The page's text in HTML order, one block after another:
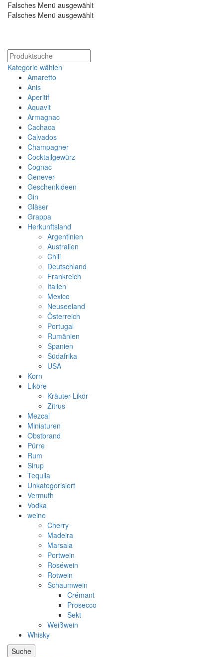
Falsches Menü ausgewählt
Falsches Menü ausgewählt
Kategorie wählen
Amaretto
Anis
Aperitif
Aquavit
Armagnac
Cachaca
Calvados
Champagner
Cocktailgewürz
Cognac
Genever
Geschenkideen
Gin
Gläser
Grappa
Herkunftsland
Argentinien
Australien
Chili
Deutschland
Frankreich
Italien
Mexico
Neuseeland
Österreich
Portugal
Rumänien
Spanien
Südafrika
USA
Korn
Liköre
Kräuter Likör
Zitrus
Mezcal
Miniaturen
Obstbrand
Pürre
Rum
Sirup
Tequila
Unkategorisiert
Vermuth
Vodka
weine
Cherry
Madeira
Marsala
Portwein
Roséwein
Rotwein
Schaumwein
Crémant
Prosecco
Sekt
Weißwein
Whisky
Suche